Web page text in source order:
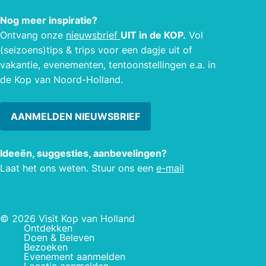
‘Krabbetukkers’ en de naam
‘Knorhanen’ paste daar mooi bij. Een
knorhaan is één van de weinige vissen
die geluid maakt (dat doet hij als er
gevaar dreigt, maar de kapel doet dat
Nog meer inspiratie?
Ontvang onze nieuwsbrief UIT in de KOP. Vol
(seizoens)tips & trips voor een dagje uit of
vakantie, evenementen, tentoonstellingen e.a. in
de Kop van Noord-Holland.
AANMELDEN NIEUWSBRIEF
Ideeën, suggesties, aanbevelingen?
Laat het ons weten. Stuur ons een e-mail
© 2026 Visit Kop van Holland
Ontdekken
Doen & Beleven
Bezoeken
Evenement aanmelden